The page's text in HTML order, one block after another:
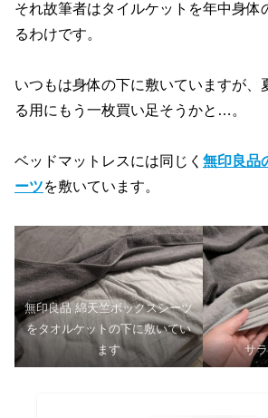
それ故筆者はタイルケットを年中身体
るわけです。
いつもは身体の下に敷いていますが、
る用にもう一枚買い足そうかと…。
ベッドマットレスには同じく 無印良品
ーツを敷いています。
無印良品 綿天竺ボックスシーツ
をタオルケットの下に敷いてい
ます
サ